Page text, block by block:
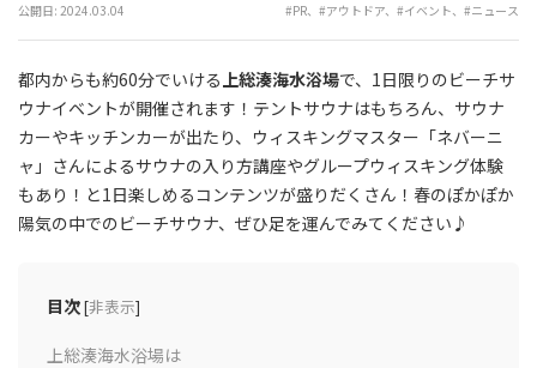
公開日: 2024.03.04 #PR、 #アウトドア、 #イベント、 #ニュース
都内からも約60分でいける上総湊海水浴場で、1日限りのビーチサ
ウナイベントが開催されます！テントサウナはもちろん、サウナ
カーやキッチンカーが出たり、ウィスキングマスター「ネバーニ
ャ」さんによるサウナの入り方講座やグループウィスキング体験
もあり！と1日楽しめるコンテンツが盛りだくさん！春のぽかぽか
陽気の中でのビーチサウナ、ぜひ足を運んでみてください♪
目次[非表示]
上総湊海水浴場は